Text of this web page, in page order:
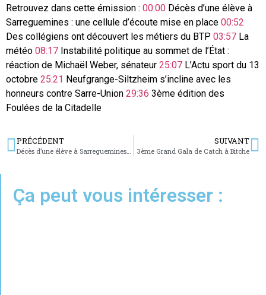
Retrouvez dans cette émission : 00:00 Décès d’une élève à
Sarreguemines : une cellule d’écoute mise en place 00:52
Des collégiens ont découvert les métiers du BTP 03:57 La
météo 08:17 Instabilité politique au sommet de l’État :
réaction de Michaël Weber, sénateur 25:07 L’Actu sport du 13
octobre 25:21 Neufgrange-Siltzheim s’incline avec les
honneurs contre Sarre-Union 29:36 3ème édition des
Foulées de la Citadelle
PRÉCÉDENT
Décès d’une élève à Sarreguemines : une cellule d’écoute mise en place
SUIVANT
3ème Grand Gala de Catch à Bitche
Ça peut vous intéresser :